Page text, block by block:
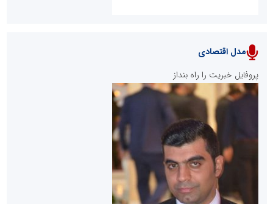
پایگاه خبری نهضت ملی مسکن
سازمان بورس و اوراق بهادار
مرجع اخبار موثق در بازارسرمایه
مدل اقتصادی
پروفایل خبریت را راه بنداز